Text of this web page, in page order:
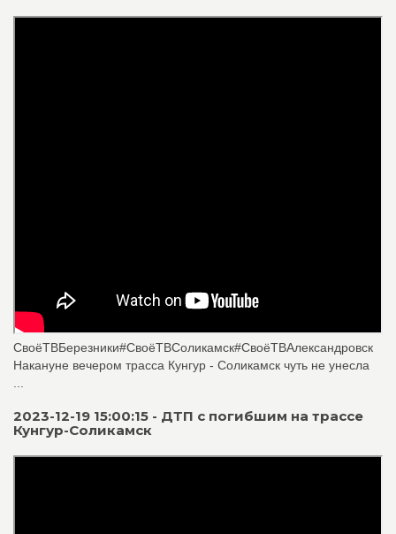
СвоёТВБерезники#СвоёТВСоликамск#СвоёТВАлександровск
Накануне вечером трасса Кунгур - Соликамск чуть не унесла
2023-12-19 15:00:15 - ДТП с погибшим на трассе
Кунгур-Соликамск